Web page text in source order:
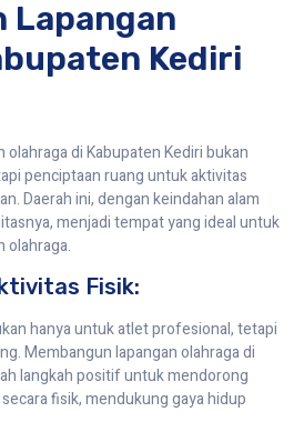
Lapangan
Kediri
di Kabupaten Kediri bukan
penciptaan ruang untuk aktivitas
Daerah ini, dengan keindahan alam
menjadi tempat yang ideal untuk
olahraga.
Fisik:
hanya untuk atlet profesional, tetapi
Membangun lapangan olahraga di
langkah positif untuk mendorong
fisik, mendukung gaya hidup